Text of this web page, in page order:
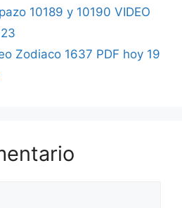
10189 y 10190 VIDEO
Zodiaco 1637 PDF hoy 19